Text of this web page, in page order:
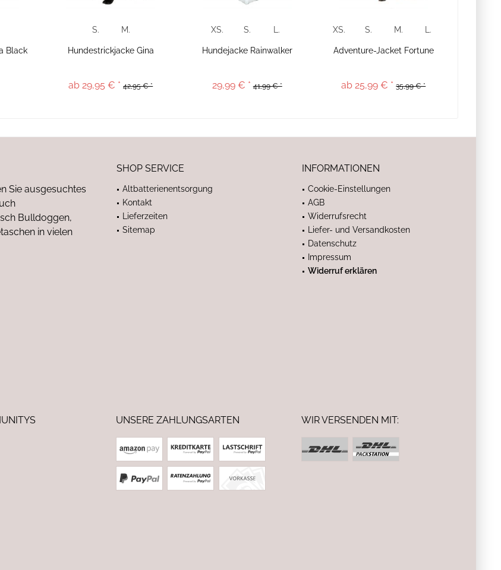
Black
S. M.
Hundestrickjacke Gina
ab 29,95 € * 42,95 € *
XS. S. L.
Hundejacke Rainwalker
29,99 € * 41,99 € *
XS. S. M. L.
Adventure-Jacket Fortune
ab 25,99 € * 35,99 € *
Sie ausgesuchtes
Bulldoggen,
in vielen
SHOP SERVICE
Altbatterienentsorgung
Kontakt
Lieferzeiten
Sitemap
INFORMATIONEN
Cookie-Einstellungen
AGB
Widerrufsrecht
Liefer- und Versandkosten
Datenschutz
Impressum
Widerruf erklären
UNSERE ZAHLUNGSARTEN WIR VERSENDEN MIT: